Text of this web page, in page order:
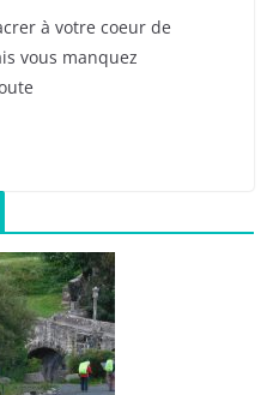
à votre coeur de
vous manquez